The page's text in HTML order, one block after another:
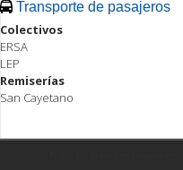
Transporte de pasajeros
Colectivos
ERSA
LEP
Remiserías
San Cayetano